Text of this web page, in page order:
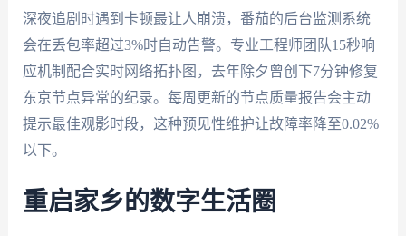
深夜追剧时遇到卡顿最让人崩溃，番茄的后台监测系统
会在丢包率超过3%时自动告警。专业工程师团队15秒响
应机制配合实时网络拓扑图，去年除夕曾创下7分钟修复
东京节点异常的纪录。每周更新的节点质量报告会主动
提示最佳观影时段，这种预见性维护让故障率降至0.02%
以下。
重启家乡的数字生活圈